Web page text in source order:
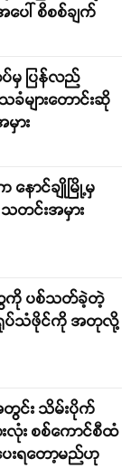
ေါ် စိစစ်ချက်
ပ်မှ ပြန်လည်
ခံများတောင်းဆို
ား
က နောင်ချိုမြို့မှ
တင်းအမှား
ေကို ပစ်သတ်ခဲ့တဲ့
ပ်သံဖိုင်ကို အတုလို့
တွင်း သိမ်းပိုက်
းလုံး စစ်ကောင်စီထံ
ေးရတော့မည်ဟု